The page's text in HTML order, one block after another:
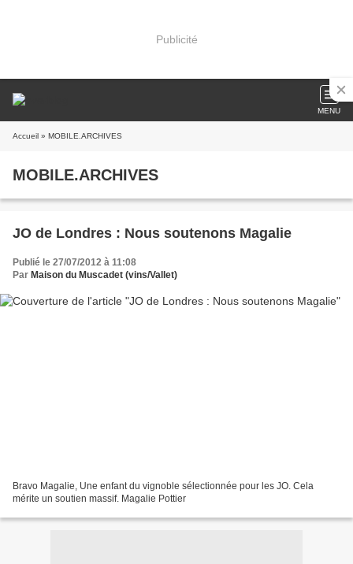
Publicité
MENU
Accueil » MOBILE.ARCHIVES
MOBILE.ARCHIVES
JO de Londres : Nous soutenons Magalie
Publié le 27/07/2012 à 11:08
Par Maison du Muscadet (vins/Vallet)
Bravo Magalie, Une enfant du vignoble sélectionnée pour les JO. Cela
mérite un soutien massif. Magalie Pottier